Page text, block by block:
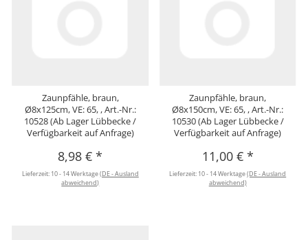
Zaunpfähle, braun,
Ø8x125cm, VE: 65, , Art.-Nr.:
10528 (Ab Lager Lübbecke /
Verfügbarkeit auf Anfrage)
8,98 €*
Lieferzeit: 10 - 14 Werktage(DE - Ausland
abweichend)
Zaunpfähle, braun,
Ø8x150cm, VE: 65, , Art.-Nr.:
10530 (Ab Lager Lübbecke /
Verfügbarkeit auf Anfrage)
11,00 € *
Lieferzeit: 10 - 14 Werktage(DE - Ausland
abweichend)